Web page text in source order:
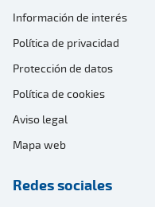
Información de interés
Política de privacidad
Protección de datos
Política de cookies
Aviso legal
Mapa web
Redes sociales